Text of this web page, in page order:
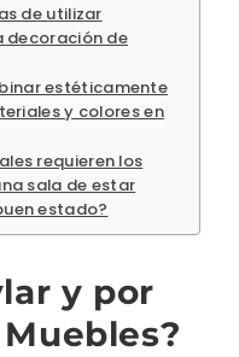
de utilizar
decoración de
estéticamente
y colores en
requieren los
sala de estar
estado?
y por